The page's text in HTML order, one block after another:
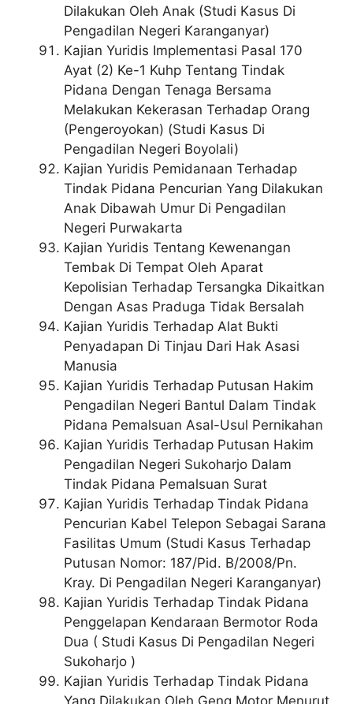
Dilakukan Oleh Anak (Studi Kasus Di
Pengadilan Negeri Karanganyar)
Kajian Yuridis Implementasi Pasal 170
Ayat (2) Ke-1 Kuhp Tentang Tindak
Pidana Dengan Tenaga Bersama
Melakukan Kekerasan Terhadap Orang
(Pengeroyokan) (Studi Kasus Di
Pengadilan Negeri Boyolali)
Kajian Yuridis Pemidanaan Terhadap
Tindak Pidana Pencurian Yang Dilakukan
Anak Dibawah Umur Di Pengadilan
Negeri Purwakarta
Kajian Yuridis Tentang Kewenangan
Tembak Di Tempat Oleh Aparat
Kepolisian Terhadap Tersangka Dikaitkan
Dengan Asas Praduga Tidak Bersalah
Kajian Yuridis Terhadap Alat Bukti
Penyadapan Di Tinjau Dari Hak Asasi
Manusia
Kajian Yuridis Terhadap Putusan Hakim
Pengadilan Negeri Bantul Dalam Tindak
Pidana Pemalsuan Asal-Usul Pernikahan
Kajian Yuridis Terhadap Putusan Hakim
Pengadilan Negeri Sukoharjo Dalam
Tindak Pidana Pemalsuan Surat
Kajian Yuridis Terhadap Tindak Pidana
Pencurian Kabel Telepon Sebagai Sarana
Fasilitas Umum (Studi Kasus Terhadap
Putusan Nomor: 187/Pid. B/2008/Pn.
Kray. Di Pengadilan Negeri Karanganyar)
Kajian Yuridis Terhadap Tindak Pidana
Penggelapan Kendaraan Bermotor Roda
Dua ( Studi Kasus Di Pengadilan Negeri
Sukoharjo )
Kajian Yuridis Terhadap Tindak Pidana
Yang Dilakukan Oleh Geng Motor Menurut